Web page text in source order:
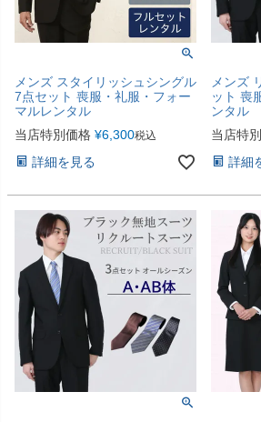
メンズ スタイリッシュシングル
7点セット 喪服・礼服・フォー
マルレンタル
当店特別価格 ¥6,300税込
詳細を見る
メンズ
ット 喪
ンタル
当店特
詳細